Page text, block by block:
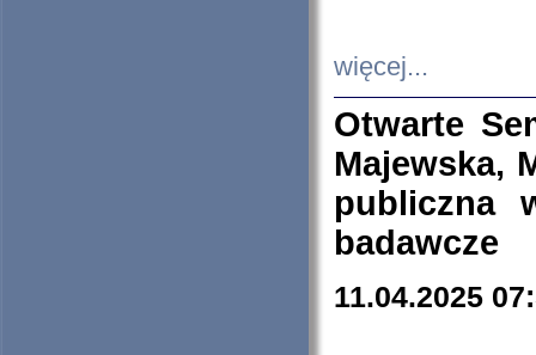
więcej...
Otwarte
Majewska,
publiczna
badawcze
11.04.2025